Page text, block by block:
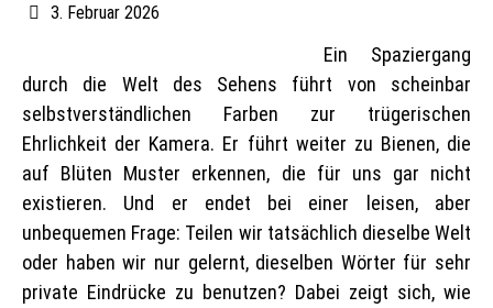
3. Februar 2026
Ein Spaziergang
durch die Welt des Sehens führt von scheinbar
selbstverständlichen Farben zur trügerischen
Ehrlichkeit der Kamera. Er führt weiter zu Bienen, die
auf Blüten Muster erkennen, die für uns gar nicht
existieren. Und er endet bei einer leisen, aber
unbequemen Frage: Teilen wir tatsächlich dieselbe Welt
oder haben wir nur gelernt, dieselben Wörter für sehr
private Eindrücke zu benutzen? Dabei zeigt sich, wie